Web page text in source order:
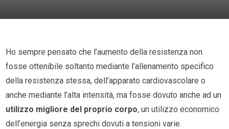
Ho sempre pensato che l’aumento della resistenza non
fosse ottenibile soltanto mediante l’allenamento specifico
della resistenza stessa, dell’apparato cardiovascolare o
anche mediante l’alta intensità, ma fosse dovuto anche ad un
utilizzo migliore del proprio corpo, un utilizzo economico
dell’energia senza sprechi dovuti a tensioni varie.